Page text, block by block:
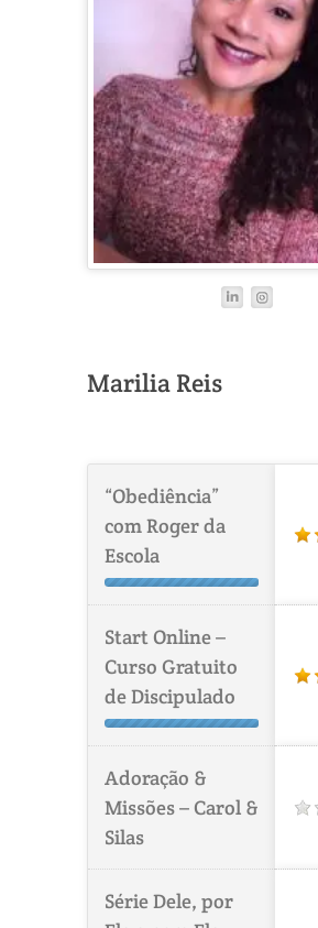
Marilia Reis
“Obediência”
com Roger da
Escola
Start Online –
Curso Gratuito
de Discipulado
Adoração &
Missões – Carol &
Silas
Série Dele, por